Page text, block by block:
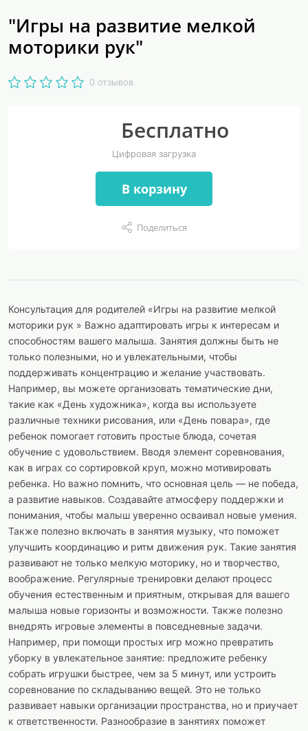
"Игры на развитие мелкой
моторики рук"
0 отзывов
Бесплатно
Цифровая загрузка
В корзину
Поделиться
Консультация для родителей «Игры на развитие мелкой
моторики рук » Важно адаптировать игры к интересам и
способностям вашего малыша. Занятия должны быть не
только полезными, но и увлекательными, чтобы
поддерживать концентрацию и желание участвовать.
Например, вы можете организовать тематические дни,
такие как «День художника», когда вы используете
различные техники рисования, или «День повара», где
ребенок помогает готовить простые блюда, сочетая
обучение с удовольствием. Вводя элемент соревнования,
как в играх со сортировкой круп, можно мотивировать
ребенка. Но важно помнить, что основная цель — не победа,
а развитие навыков. Создавайте атмосферу поддержки и
понимания, чтобы малыш уверенно осваивал новые умения.
Также полезно включать в занятия музыку, что поможет
улучшить координацию и ритм движения рук. Такие занятия
развивают не только мелкую моторику, но и творчество,
воображение. Регулярные тренировки делают процесс
обучения естественным и приятным, открывая для вашего
малыша новые горизонты и возможности. Также полезно
внедрять игровые элементы в повседневные задачи.
Например, при помощи простых игр можно превратить
уборку в увлекательное занятие: предложите ребенку
собрать игрушки быстрее, чем за 5 минут, или устроить
соревнование по складыванию вещей. Это не только
развивает навыки организации пространства, но и приучает
к ответственности. Разнообразие в занятиях поможет